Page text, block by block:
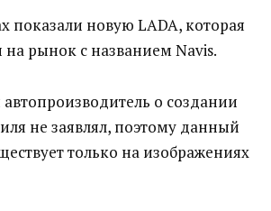
показали новую LADA, которая
рынок с названием Navis.
о создании
не заявлял, поэтому данный
только на изображениях